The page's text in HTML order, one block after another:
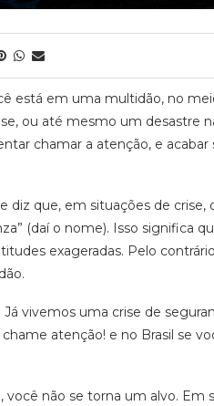
está em uma multidão, no
ou até mesmo um desastre
chamar a atenção, e acabar
diz que, em situações de crise,
(daí o nome). Isso significa
exageradas. Pelo
vivemos uma crise de
atenção! e no Brasil se
não se torna um alvo. Em